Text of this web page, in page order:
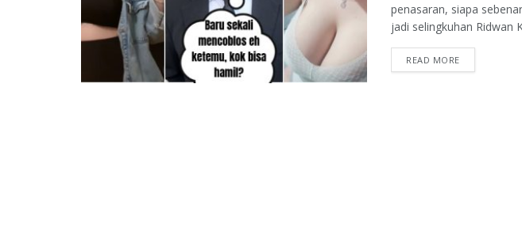
penasaran, siapa
jadi selingkuhan Ridwan
READ MORE